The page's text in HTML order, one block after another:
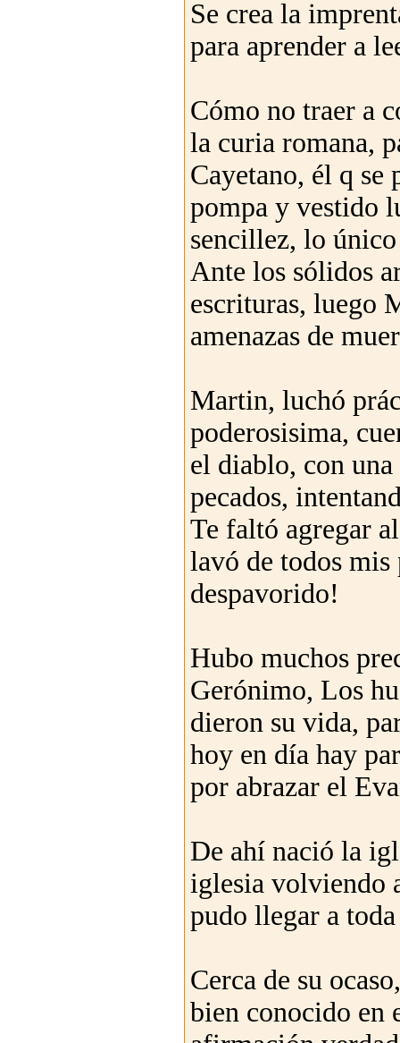
Se crea la
para aprender a
Cómo no traer a
la curia romana,
Cayetano, él q se
pompa y vestido
sencillez, lo
Ante los sólidos
escrituras, luego
amenazas de
Martin, luchó
poderosisima,
el diablo, con
pecados,
Te faltó agregar
lavó de todos
despavorido!
Hubo muchos
Gerónimo, Los
dieron su vida,
hoy en día hay
por abrazar el
De ahí nació la
iglesia volviendo
pudo llegar a
Cerca de su
bien conocido en